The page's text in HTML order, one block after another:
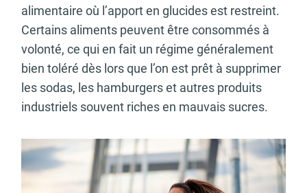
alimentaire où l’apport en glucides est restreint.
Certains aliments peuvent être consommés à
volonté, ce qui en fait un régime généralement
bien toléré dès lors que l’on est prêt à supprimer
les sodas, les hamburgers et autres produits
industriels souvent riches en mauvais sucres.